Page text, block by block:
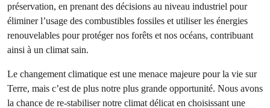
préservation, en prenant des décisions au niveau industriel pour
éliminer l’usage des combustibles fossiles et utiliser les énergies
renouvelables pour protéger nos forêts et nos océans, contribuant
ainsi à un climat sain.
Le changement climatique est une menace majeure pour la vie sur
Terre, mais c’est de plus notre plus grande opportunité. Nous avons
la chance de re-stabiliser notre climat délicat en choisissant une